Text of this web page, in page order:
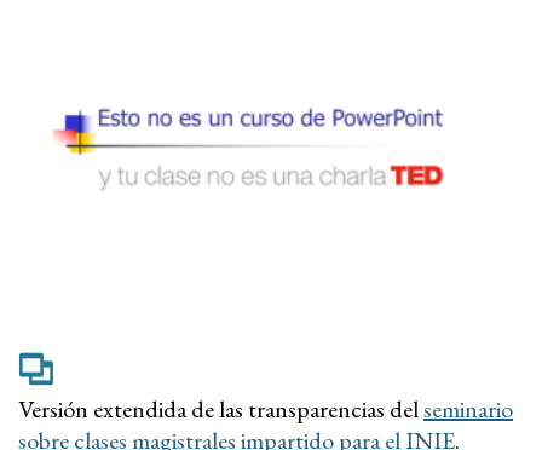
Versión extendida de las transparencias delseminario
sobre clases magistrales impartido para el INIE.